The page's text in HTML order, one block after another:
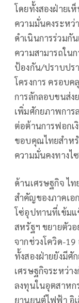
โดยทั้งสองฝ่ายเ
ความมั่นคงระหว่
ดำเนินการร่วมกั
ความสามารถใน
ป้องกัน/ปราบปร
โครงการ ครอบ
การลักลอบขนส่ง
เพิ่มศักยภาพการ
ต่อต้านการฟอกเ
ขอบคุณไทยสำห
ความมั่นคงทางไ
ด้านเศรษฐกิจ ไ
สำคัญของภาคเอ
โซ่อุปทานที่เข้มแ
สหรัฐฯ ขยายตัว
จากช่วงโควิด-19
ทั้งสองฝ่ายยังมีศั
เศรษฐกิจระหว่า
ลงทุนในอุตสาหก
ยานยนต์ไฟฟ้า อิ